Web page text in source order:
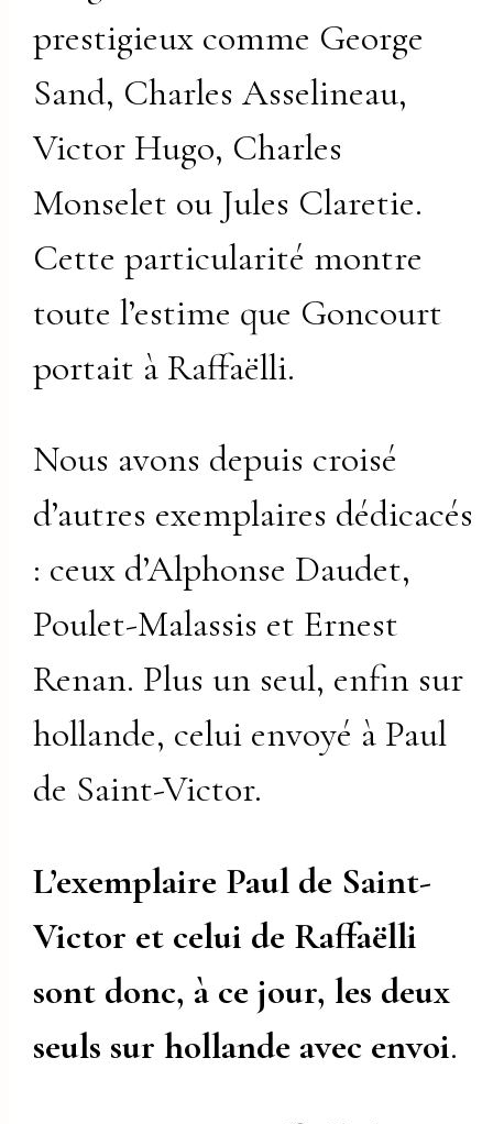
prestigieux comme George
Sand, Charles Asselineau,
Victor Hugo, Charles
Monselet ou Jules Claretie.
Cette particularité montre
toute l’estime que Goncourt
portait à Raffaëlli.
Nous avons depuis croisé
d’autres exemplaires dédicacés
: ceux d’Alphonse Daudet,
Poulet-Malassis et Ernest
Renan. Plus un seul, enfin sur
hollande, celui envoyé à Paul
de Saint-Victor.
L’exemplaire Paul de Saint-
Victor et celui de Raffaëlli
sont donc, à ce jour, les deux
seuls sur hollande avec envoi.